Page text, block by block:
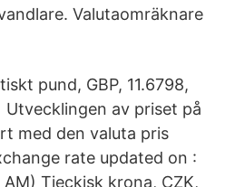
Valutaomräknare
pund, GBP, 11.6798,
Utvecklingen av priset på
med den valuta pris
rate updated on :
Tjeckisk krona, CZK,